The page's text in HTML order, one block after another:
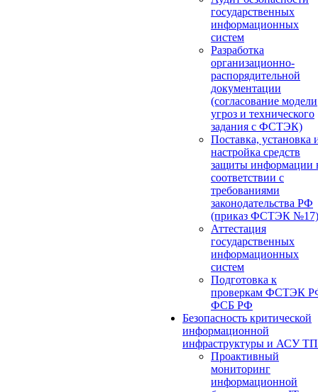
государственных
информационных
систем
Разработка
организационно-
распорядительной
документации
(согласование модели
угроз и технического
задания с ФСТЭК)
Поставка, установка
настройка средств
защиты информации
соответствии с
требованиями
законодательства РФ
(приказ ФСТЭК №17)
Аттестация
государственных
информационных
систем
Подготовка к
проверкам ФСТЭК
ФСБ РФ
Безопасность критической
информационной
инфраструктуры и АСУ ТП
Проактивный
мониторинг
информационной